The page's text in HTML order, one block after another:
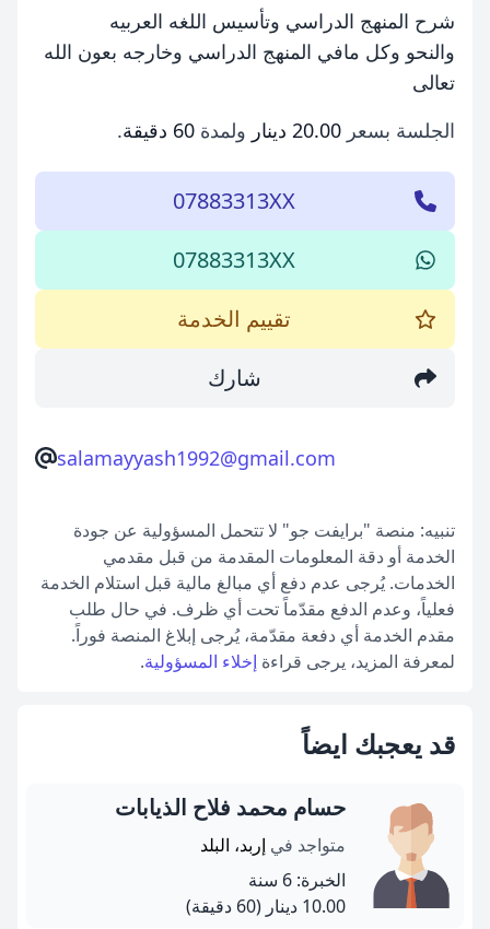
شرح المنهج الدراسي وتأسيس اللغه العربيه
والنحو وكل مافي المنهج الدراسي وخارجه بعون الله
تعالى
الجلسة بسعر 20.00 دينار ولمدة 60 دقيقة .
07883313XX
07883313XX
تقييم الخدمة
شارك
salamayyash1992@gmail.com
تنبيه: منصة "برايفت جو" لا تتحمل المسؤولية عن جودة
الخدمة أو دقة المعلومات المقدمة من قبل مقدمي
الخدمات. يُرجى عدم دفع أي مبالغ مالية قبل استلام الخدمة
فعلياً، وعدم الدفع مقدّماً تحت أي ظرف. في حال طلب
مقدم الخدمة أي دفعة مقدّمة، يُرجى إبلاغ المنصة فوراً.
لمعرفة المزيد، يرجى قراءة إخلاء المسؤولية.
قد يعجبك ايضاً
حسام محمد فلاح الذيابات
متواجد في إربد، البلد
الخبرة: 6 سنة
10.00 دينار
(60 دقيقة)